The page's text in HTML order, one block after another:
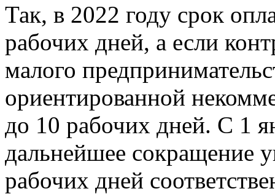
Так, в 2022 году срок
рабочих дней, а если
малого
ориентированной
до 10 рабочих дней. С 1
дальнейшее сокращение
рабочих дней